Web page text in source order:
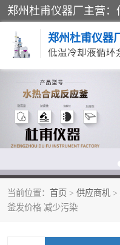
郑州杜甫仪器厂
当前位置： 首页 > 供应商机 >
釜发价格 减少污染
循环水真空泵厂家
低温冷却液循环泵厂家
旋转蒸发器厂家